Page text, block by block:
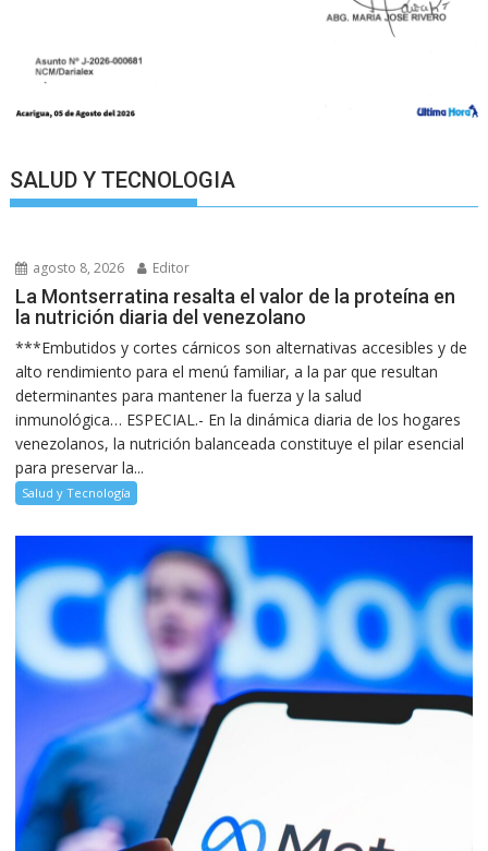
SALUD Y TECNOLOGIA
agosto 8, 2026 Editor
La Montserratina resalta el valor de la proteína en
la nutrición diaria del venezolano
***Embutidos y cortes cárnicos son alternativas accesibles y de
alto rendimiento para el menú familiar, a la par que resultan
determinantes para mantener la fuerza y la salud
inmunológica… ESPECIAL.- En la dinámica diaria de los hogares
venezolanos, la nutrición balanceada constituye el pilar esencial
para preservar la...
Salud y Tecnología